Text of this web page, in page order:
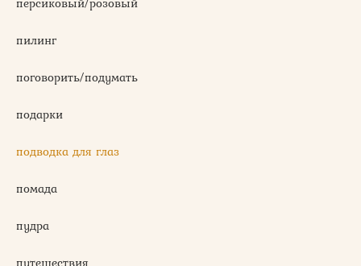
пилинг
поговорить/подумать
подарки
подводка для глаз
помада
пудра